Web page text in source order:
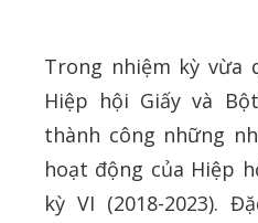
Trong nhiệm kỳ vừa
Hiệp hội Giấy và
thành công những
hoạt động của Hiệp
kỳ VI (2018-2023).